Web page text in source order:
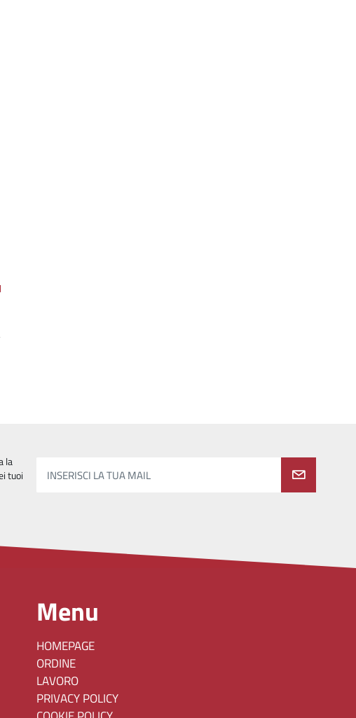
la
tuoi
INSERISCI LA TUA MAIL
Menu
HOMEPAGE
ORDINE
LAVORO
PRIVACY POLICY